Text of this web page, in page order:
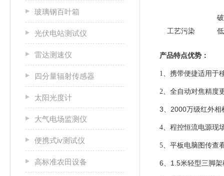
玻璃钢百叶箱
光伏电站测试仪
雷达测速仪
四分量辐射传感器
太阳光度计
大气电场监测仪
便携式iv测试仪
高标准农田设备
工艺污染
产品特点优势：
1、携带便捷适用于
2、全自动对焦精度
3、2000万级红外相
4、程控恒流电源现
5、平板电脑图传查
6、1.5米轻型三脚